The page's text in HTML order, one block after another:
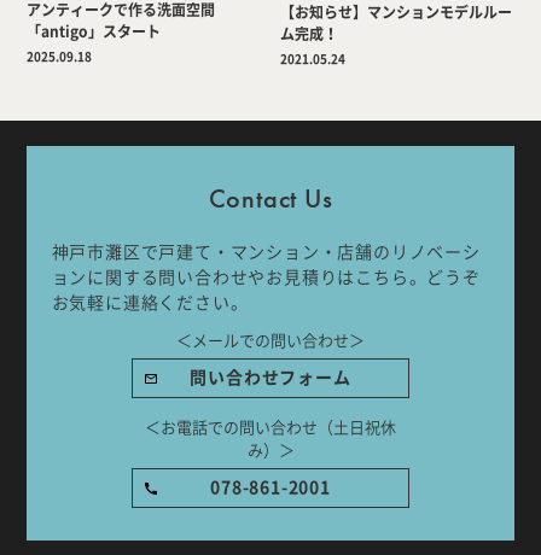
アンティークで作る洗面空間
「antigo」スタート
2025.09.18
【お知らせ】マンションモデルルー
ム完成！
2021.05.24
Contact Us
神戸市灘区で戸建て・マンション・店舗のリノベーシ
ョンに関する問い合わせやお見積りはこちら。どうぞ
お気軽に連絡ください。
＜メールでの問い合わせ＞
問い合わせフォーム
＜お電話での問い合わせ（土日祝休
み）＞
078-861-2001
Company
Works
Work Flow
Journal
Topics
Recruit
Room Tour